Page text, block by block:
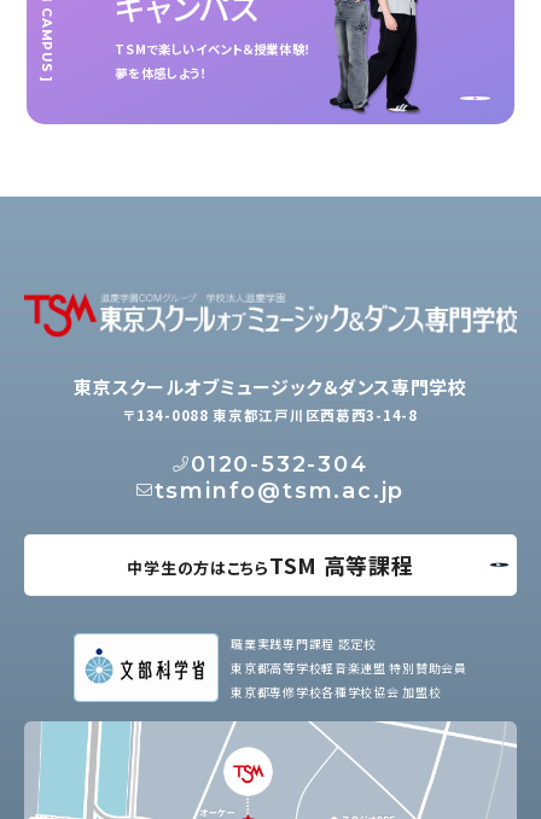
TSMで楽しいイベント＆授業体験！
夢を体感しよう！
東京スクールオブミュージック＆ダンス専門学校
〒134-0088 東京都江戸川区西葛西3-14-8
0120-532-304
tsminfo@tsm.ac.jp
中学生の方はこちらTSM 高等課程
職業実践専門課程 認定校
東京都高等学校軽音楽連盟 特別賛助会員
東京都専修学校各種学校協会 加盟校